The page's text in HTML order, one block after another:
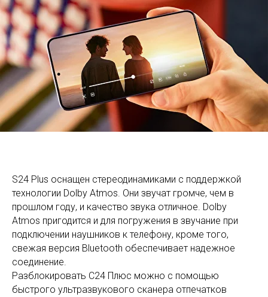
S24 Plus оснащен стереодинамиками с поддержкой
технологии Dolby Atmos. Они звучат громче, чем в
прошлом году, и качество звука отличное. Dolby
Atmos пригодится и для погружения в звучание при
подключении наушников к телефону, кроме того,
свежая версия Bluetooth обеспечивает надежное
соединение.
Разблокировать С24 Плюс можно с помощью
быстрого ультразвукового сканера отпечатков